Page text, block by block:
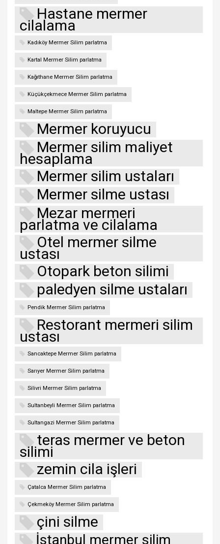
Hastane mermer
cilalama
Kadıköy Mermer Silim parlatma
Kartal Mermer Silim parlatma
Kağıthane Mermer Silim parlatma
Küçükçekmece Mermer Silim parlatma
Maltepe Mermer Silim parlatma
Mermer koruyucu
Mermer silim maliyet
hesaplama
Mermer silim ustaları
Mermer silme ustası
Mezar mermeri
parlatma ve cilalama
Otel mermer silme
ustası
Otopark beton silimi
paledyen silme ustaları
Pendik Mermer Silim parlatma
Restorant mermeri silim
ustası
Sancaktepe Mermer Silim parlatma
Sarıyer Mermer Silim parlatma
Silivri Mermer Silim parlatma
Sultanbeyli Mermer Silim parlatma
Sultangazi Mermer Silim parlatma
teras mermer ve beton
silimi
zemin cila işleri
Çatalca Mermer Silim parlatma
Çekmeköy Mermer Silim parlatma
çini silme
İstanbul mermer silim